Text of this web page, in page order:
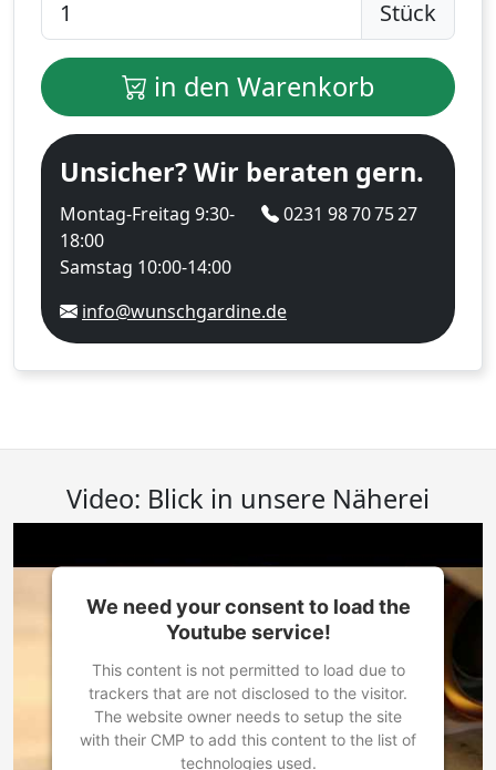
Stück
in den Warenkorb
Unsicher? Wir beraten gern.
Montag-Freitag 9:30-
18:00
Samstag 10:00-14:00
0231 98 70 75 27
info@wunschgardine.de
Video: Blick in unsere Näherei
We need your consent to load the
Youtube service!
This content is not permitted to load due to
trackers that are not disclosed to the visitor.
The website owner needs to setup the site
with their CMP to add this content to the list of
technologies used.